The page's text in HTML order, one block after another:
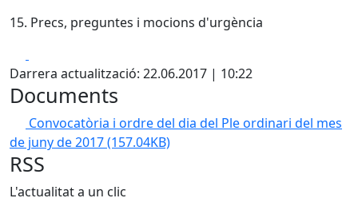
15. Precs, preguntes i mocions d'urgència
Darrera actualització: 22.06.2017 | 10:22
Documents
Convocatòria i ordre del dia del Ple ordinari del mes
de juny de 2017(157.04KB)
RSS
L'actualitat a un clic